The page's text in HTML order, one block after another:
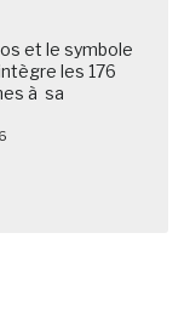
et le symbole
les 176
à sa